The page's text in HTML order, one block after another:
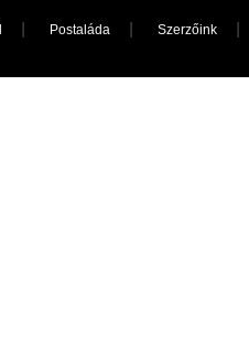
Postaláda Szerzőink